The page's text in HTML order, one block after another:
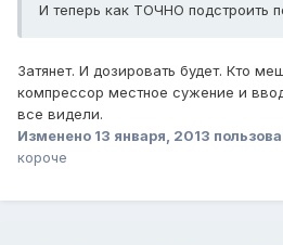
И теперь как ТОЧНО подстроить
Затянет. И дозировать будет. Кто
компрессор местное сужение и
все видели.
Изменено 13 января, 2013
короче